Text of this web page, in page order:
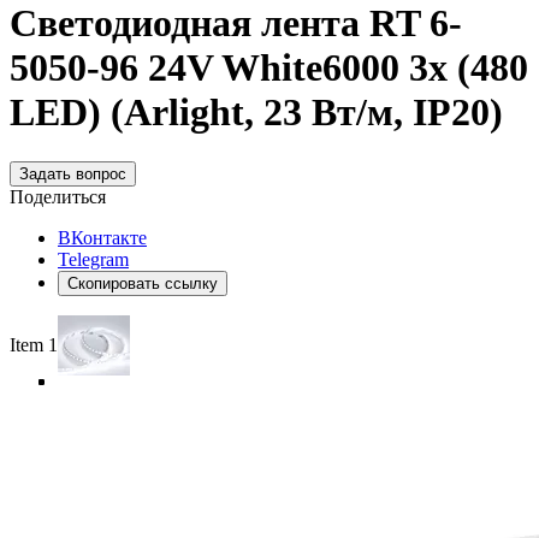
Светодиодная лента RT 6-
5050-96 24V White6000 3x (480
LED) (Arlight, 23 Вт/м, IP20)
Задать вопрос
Поделиться
ВКонтакте
Telegram
Скопировать ссылку
Item 1 of 5